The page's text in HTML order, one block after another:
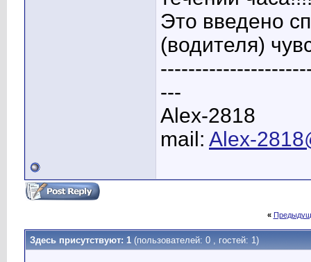
Это введено
(водителя)
---
Alex-2818
mail: Alex-
«
Здесь присутствуют: 1 (пользователей: 0 , гостей: 1)